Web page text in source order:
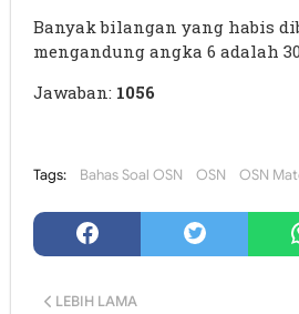
Banyak bilangan yang habis
mengandung angka 6 adalah
Jawaban: 1056
Tags: Bahas Soal OSN OSN OSN
LEBIH LAMA